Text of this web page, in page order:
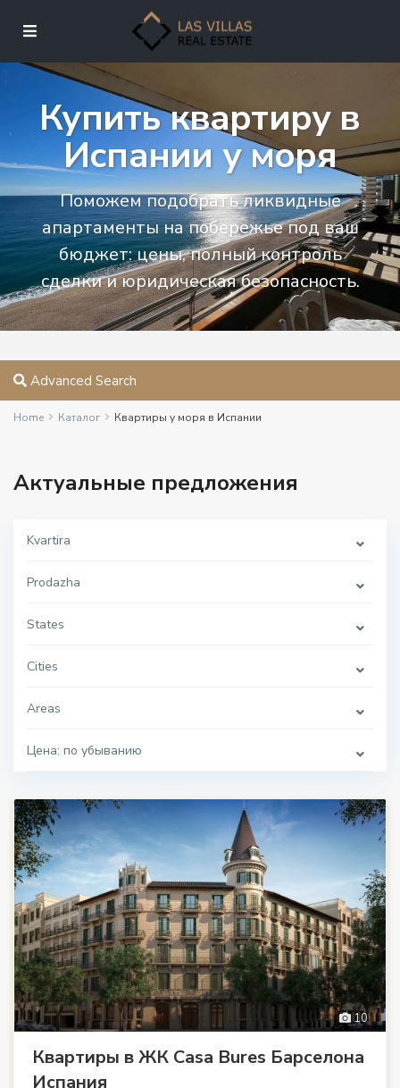
Купить квартиру в
Испании у моря
Поможем подобрать ликвидные
апартаменты на побережье под ваш
бюджет: цены, полный контроль
сделки и юридическая безопасность.
Advanced Search
Home Каталог Квартиры у моря в Испании
Актуальные предложения
Kvartira
Prodazha
States
Cities
Areas
Цена: по убыванию
10
Квартиры в ЖК Casa Bures Барселона
Испания